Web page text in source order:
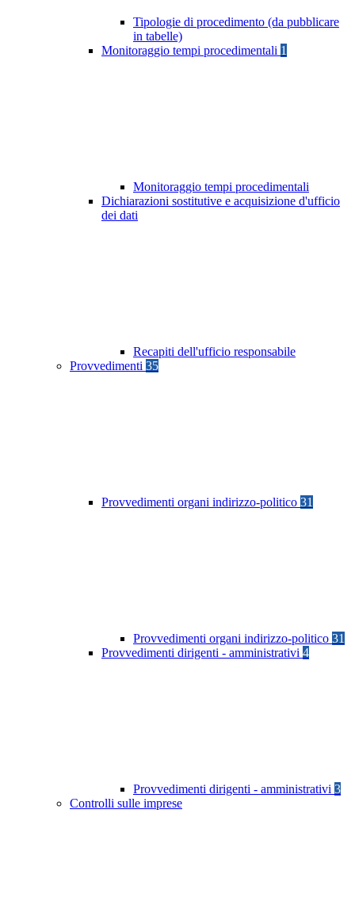
Tipologie di procedimento (da pubblicare
in tabelle)
Monitoraggio tempi procedimentali 1
Monitoraggio tempi procedimentali
Dichiarazioni sostitutive e acquisizione d'ufficio
dei dati
Recapiti dell'ufficio responsabile
Provvedimenti 35
Provvedimenti organi indirizzo-politico 31
Provvedimenti organi indirizzo-politico 31
Provvedimenti dirigenti - amministrativi 4
Provvedimenti dirigenti - amministrativi 3
Controlli sulle imprese